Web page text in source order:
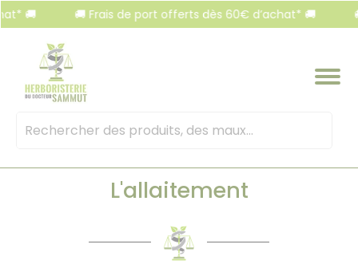
🚚 Frais de port offerts dès 60€ d’achat* 🚚 🚚
Mots
L'allaitement
Panneau de gestion des cookies